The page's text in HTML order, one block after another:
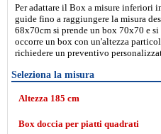
Per adattare il Box a misure inferiori
guide fino a raggiungere la misura
68x70cm si prende un box 70x70 e
occorre un box con un'altezza
richiedere un preventivo
Seleziona la misura
Altezza 185 cm
Box doccia per piatti quadrati